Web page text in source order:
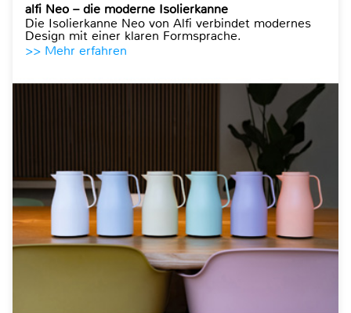
alfi Neo – die moderne Isolierkanne
Die Isolierkanne Neo von Alfi verbindet modernes
Design mit einer klaren Formsprache.
>> Mehr erfahren